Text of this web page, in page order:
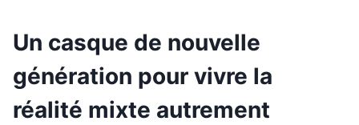
Un casque de nouvelle
génération pour vivre la
réalité mixte autrement